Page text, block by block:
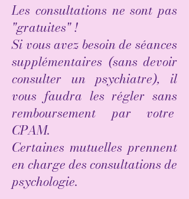
Les consultations ne sont pas
"gratuites" ! ​
Si vous avez besoin de séances
supplémentaires (sans devoir
consulter un psychiatre), il
vous faudra les régler sans
remboursement par votre
CPAM.
Certaines mutuelles prennent
en charge des consultations de
psychologie.